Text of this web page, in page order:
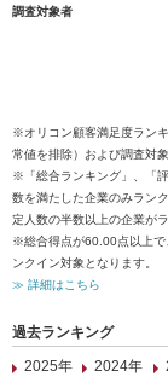
調査対象者
※オリコン顧客満足度ラン
常値を排除）および調査対
※「総合ランキング」、「
数を満たした企業のみラン
定人数の半数以上の企業が
※総合得点が60.00点以上で
ンクイン対象となります。
≫ 詳細はこちら
過去ランキング
2025年
2024年